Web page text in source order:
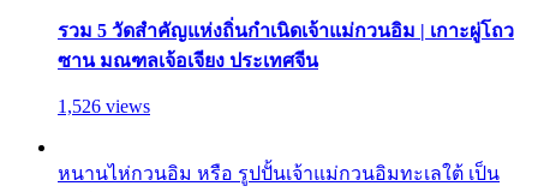
รวม 5 วัดสำคัญแห่งถิ่นกำเนิดเจ้าแม่กวนอิม | เกาะผู่โถว
ซาน มณฑลเจ้อเจียง ประเทศจีน
1,526 views
หนานไห่กวนอิม หรือ รูปปั้นเจ้าแม่กวนอิมทะเลใต้ เป็น